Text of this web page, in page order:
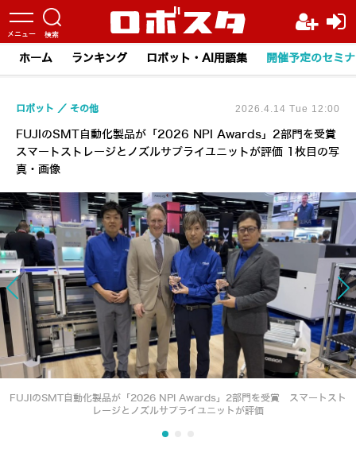
ホーム ランキング ロボット・AI用語集 開催予定のセミ
FUJIのSMT自動化製品が「2026 NPI Awards」2部門を受賞
スマートストレージとノズルサプライユニットが評価 1枚目の写
真・画像
ロボット その他 2026.4.14 Tue 12:00
FUJIのSMT自動化製品が「2026 NPI Awards」2部門を受賞 スマートスト
レージとノズルサプライユニットが評価